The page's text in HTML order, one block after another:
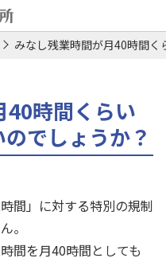
みなし残業時間が月40時間
40時間くらい
でしょうか？
間」に対する特別の規制
。
間を月40時間としても